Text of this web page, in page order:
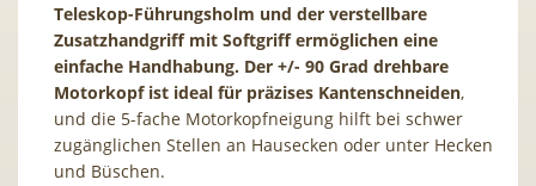
Teleskop-Führungsholm und der verstellbare
Zusatzhandgriff mit Softgriff ermöglichen eine
einfache Handhabung. Der +/- 90 Grad drehbare
Motorkopf ist ideal für präzises Kantenschneiden,
und die 5-fache Motorkopfneigung hilft bei schwer
zugänglichen Stellen an Hausecken oder unter Hecken
und Büschen.